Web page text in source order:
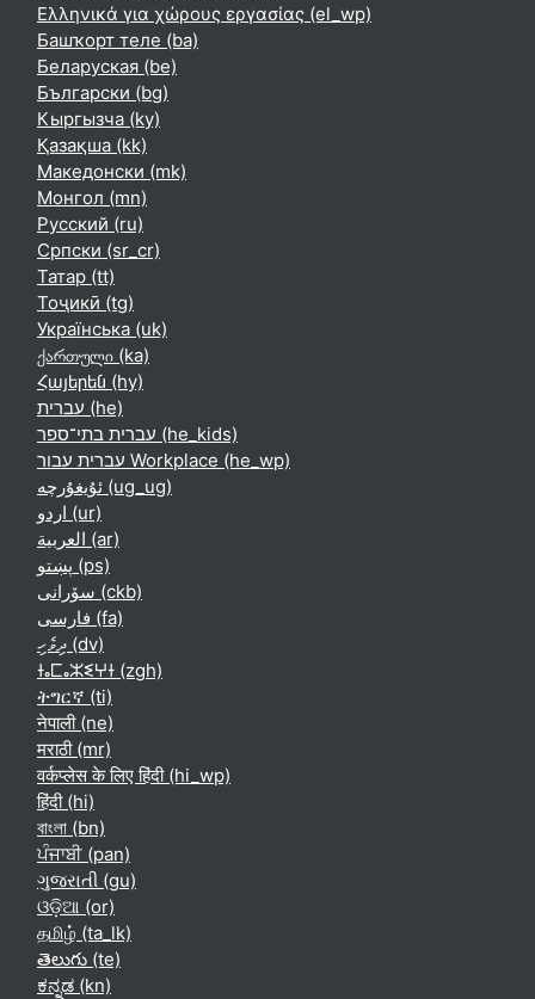
Ελληνικά για χώρους εργασίας ‎(el_wp)‎
Башҡорт теле ‎(ba)‎
Беларуская ‎(be)‎
Български ‎(bg)‎
Кыргызча ‎(ky)‎
Қазақша ‎(kk)‎
Македонски ‎(mk)‎
Монгол ‎(mn)‎
Русский ‎(ru)‎
Српски ‎(sr_cr)‎
Татар ‎(tt)‎
Тоҷикӣ ‎(tg)‎
Українська ‎(uk)‎
ქართული ‎(ka)‎
Հայերեն ‎(hy)‎
עברית ‎(he)‎
עברית בתי־ספר ‎(he_kids)‎
עברית עבור Workplace ‎(he_wp)‎
ئۇيغۇرچە ‎(ug_ug)‎
اردو ‎(ur)‎
العربية ‎(ar)‎
پښتو ‎(ps)‎
سۆرانی ‎(ckb)‎
فارسی ‎(fa)‎
ދިވެހި ‎(dv)‎
ⵜⴰⵎⴰⵣⵉⵖⵜ ‎(zgh)‎
ትግርኛ ‎(ti)‎
नेपाली ‎(ne)‎
मराठी ‎(mr)‎
वर्कप्लेस के लिए हिंदी ‎(hi_wp)‎
हिंदी ‎(hi)‎
বাংলা ‎(bn)‎
ਪੰਜਾਬੀ ‎(pan)‎
ગુજરાતી ‎(gu)‎
ଓଡ଼ିଆ ‎(or)‎
தமிழ் ‎(ta_lk)‎
తెలుగు ‎(te)‎
ಕನ್ನಡ ‎(kn)‎